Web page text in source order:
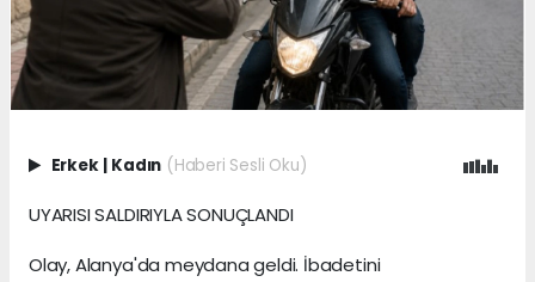
Erkek | Kadın (Haberi Sesli Oku)
UYARISI SALDIRIYLA SONUÇLANDI
Olay, Alanya'da meydana geldi. İbadetini